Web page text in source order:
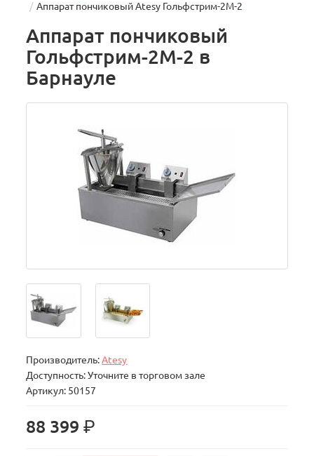
Аппарат пончиковый Atesy Гольфстрим-2М-2
Аппарат пончиковый
Гольфстрим-2М-2 в
Барнауле
Производитель:Atesy
Доступность: Уточните в торговом зале
Артикул: 50157
88 399р.